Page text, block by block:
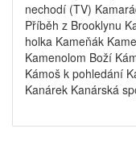
nechodí (TV)
Příběh z Brooklynu
holka Kameňák
Kamenolom Boží
Kámoš k pohledání
Kanárek Kanárská